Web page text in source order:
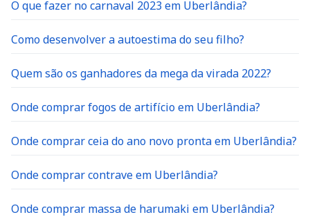
O que fazer no carnaval 2023 em Uberlândia?
Como desenvolver a autoestima do seu filho?
Quem são os ganhadores da mega da virada 2022?
Onde comprar fogos de artifício em Uberlândia?
Onde comprar ceia do ano novo pronta em Uberlândia?
Onde comprar contrave em Uberlândia?
Onde comprar massa de harumaki em Uberlândia?